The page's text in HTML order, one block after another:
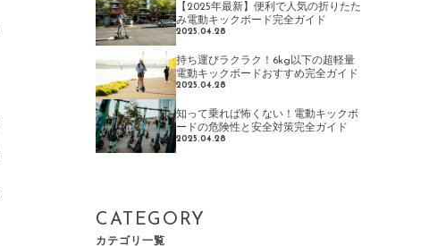
【2025年最新】便利で人気の折りたた
み電動キックボード完全ガイド
2025.04.28
持ち運びラクラク！6kg以下の超軽量
電動キックボードおすすめ完全ガイド
2025.04.28
知って乗れば怖くない！電動キックボ
ードの危険性と安全対策完全ガイド
2025.04.28
CATEGORY
カテゴリ一覧